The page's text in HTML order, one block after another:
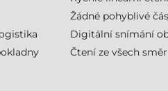
Žádné pohyblivé
Digitální snímání
Čtení ze všech